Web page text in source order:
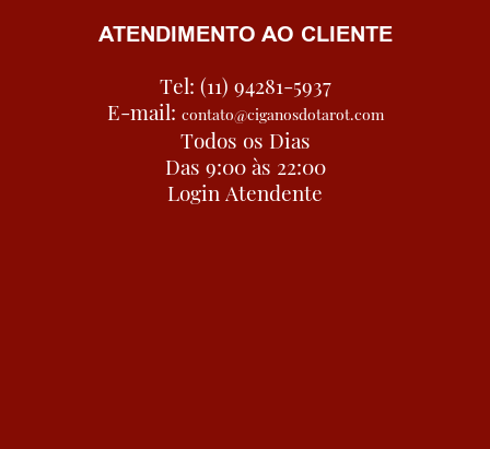
ATENDIMENTO AO CLIENTE
Tel: (11) 94281-5937
E-mail: contato@ciganosdotarot.com
Todos os Dias
Das 9:00 às 22:00
Login Atendente